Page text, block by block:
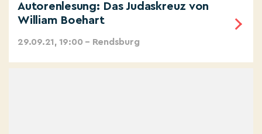
Autorenlesung: Das Judaskreuz von
William Boehart
29.09.21, 19:00 – Rendsburg